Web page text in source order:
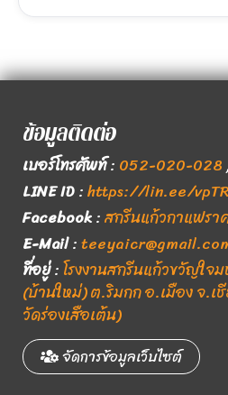
ข้อมูลติดต่อ
เบอร์โทรศัพท์: 052-020-028,
LINE ID:https://lin.ee/
Facebook:สกรีนแก้วกาแฟรา
E-Mail:
ที่อยู่:โรงงานสกรีนแก้วขวัญใจ
(บ้านใหม่) ต.ริมกก อ.เมือง จ.เชี
วัดร่องเสือเต้น)
จัดการข้อมูลเว็บไซต์